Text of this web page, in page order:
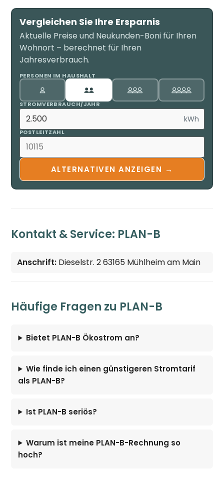
Vergleichen Sie Ihre Ersparnis
Aktuelle Preise und Neukunden-Boni für Ihren
Wohnort – berechnet für Ihren
Jahresverbrauch.
PERSONEN IM HAUSHALT
STROMVERBRAUCH/JAHR
kWh
POSTLEITZAHL
ALTERNATIVEN ANZEIGEN →
Kontakt & Service: PLAN-B
Anschrift: Dieselstr. 2 63165 Mühlheim am Main
Häufige Fragen zu PLAN-B
Bietet PLAN-B Ökostrom an?
Wie finde ich einen günstigeren Stromtarif
als PLAN-B?
Ist PLAN-B seriös?
Warum ist meine PLAN-B-Rechnung so
hoch?